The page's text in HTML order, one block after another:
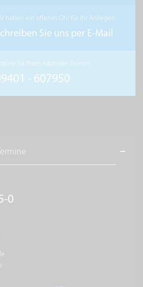
haben ein offenes Ohr für Ihr Anliegen
Sie uns per E-Mail
für Ihren nächsten Termin
- 607950
0